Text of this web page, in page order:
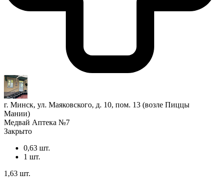
г. Минск, ул. Маяковского, д. 10, пом. 13 (возле Пиццы
Мании)
Медвай Аптека №7
Закрыто
0,63 шт.
1 шт.
1,63 шт.